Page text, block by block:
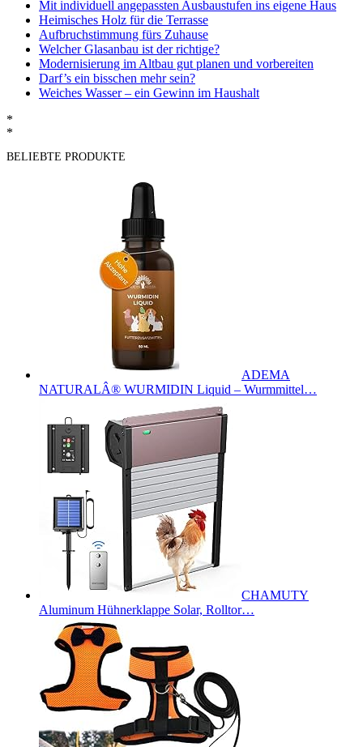
Mit individuell angepassten Ausbaustufen ins eigene Haus
Heimisches Holz für die Terrasse
Aufbruchstimmung fürs Zuhause
Welcher Glasanbau ist der richtige?
Modernisierung im Altbau gut planen und vorbereiten
Darf’s ein bisschen mehr sein?
Weiches Wasser – ein Gewinn im Haushalt
*
*
BELIEBTE PRODUKTE
ADEMA
NATURALÂ® WURMIDIN Liquid – Wurmmittel…
CHAMUTY
Aluminum Hühnerklappe Solar, Rolltor…